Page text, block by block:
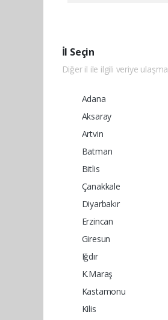
İl Seçin
Diğer il ile ilgili veriye
Adana
Aksaray
Artvin
Batman
Bitlis
Çanakkale
Diyarbakır
Erzincan
Giresun
Iğdır
K.Maraş
Kastamonu
Kilis